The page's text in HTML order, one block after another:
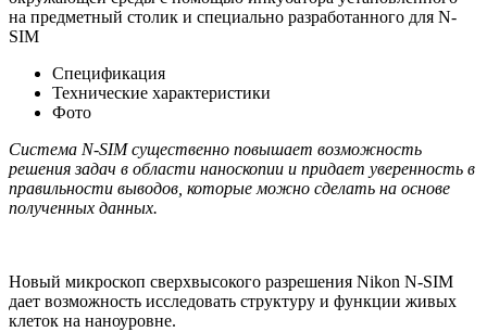
на предметный столик и специально разработанного для N-
SIM
Спецификация
Технические характеристики
Фото
Система N-SIM существенно повышает возможность
решения задач в области наноскопии и придает уверенность в
правильности выводов, которые можно сделать на основе
полученных данных.
Новый микроскоп сверхвысокого разрешения Nikon N-SIM
дает возможность исследовать структуру и функции живых
клеток на наноуровне.